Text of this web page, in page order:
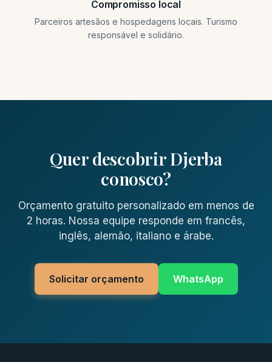
Compromisso local
Parceiros artesãos e hospedagens locais. Turismo
responsável e solidário.
Quer descobrir Djerba
conosco?
Orçamento gratuito personalizado em menos de
2 horas. Nossa equipe responde em francês,
inglês, alemão, italiano e árabe.
Solicitar orçamento WhatsApp